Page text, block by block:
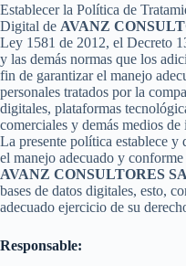
Establecer la Política de
Digital de AVANZ
Ley 1581 de 2012, el Decreto
y las demás normas que los
fin de garantizar el manejo
personales tratados por la
digitales, plataformas
comerciales y demás medios
La presente política establece y
el manejo adecuado y
AVANZ CONSULTORES
bases de datos digitales, esto,
adecuado ejercicio de su
Responsable: